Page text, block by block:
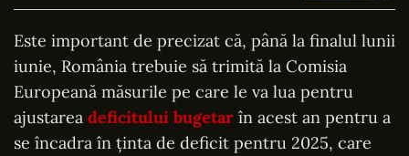
Este important de precizat că, până la finalul lunii
iunie, România trebuie să trimită la Comisia
Europeană măsurile pe care le va lua pentru
ajustarea deficitului bugetar în acest an pentru a
se încadra în ţinta de deficit pentru 2025, care